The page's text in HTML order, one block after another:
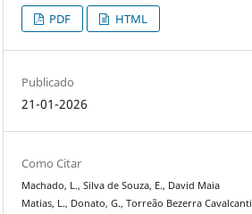
PDF HTML
Publicado
21-01-2026
Como Citar
Machado, L., Silva de Souza, E., David Maia
Matias, L., Donato, G., Torreão Bezerra Cavalcanti